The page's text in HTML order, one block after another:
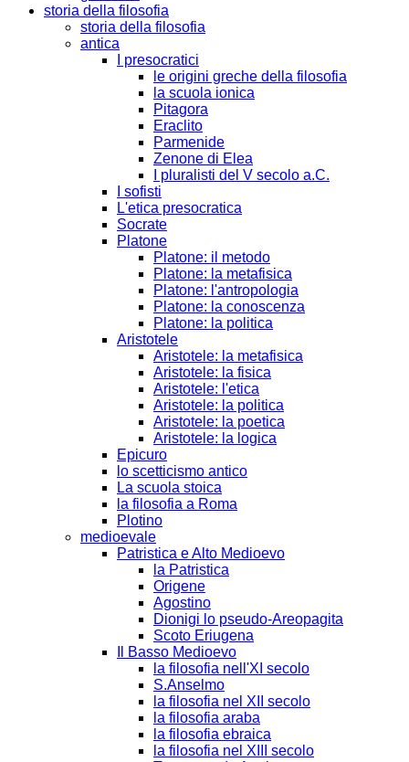
storia della filosofia
storia della filosofia
antica
I presocratici
le origini greche della filosofia
la scuola ionica
Pitagora
Eraclito
Parmenide
Zenone di Elea
I pluralisti del V secolo a.C.
I sofisti
L'etica presocratica
Socrate
Platone
Platone: il metodo
Platone: la metafisica
Platone: l'antropologia
Platone: la conoscenza
Platone: la politica
Aristotele
Aristotele: la metafisica
Aristotele: la fisica
Aristotele: l'etica
Aristotele: la politica
Aristotele: la poetica
Aristotele: la logica
Epicuro
lo scetticismo antico
La scuola stoica
la filosofia a Roma
Plotino
medioevale
Patristica e Alto Medioevo
la Patristica
Origene
Agostino
Dionigi lo pseudo-Areopagita
Scoto Eriugena
Il Basso Medioevo
la filosofia nell'XI secolo
S.Anselmo
la filosofia nel XII secolo
la filosofia araba
la filosofia ebraica
la filosofia nel XIII secolo